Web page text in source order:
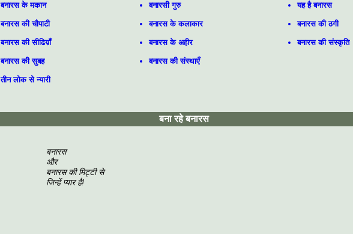
बनारस के मकान
बनारस की चौपाटी
बनारस की सीढिय़ाँ
बनारस की सुबह
तीन लोक से न्यारी
बनारसी गुरु
बनारस के कलाकार
बनारस के अहीर
बनारस की संस्थाएँ
यह है बनारस
बनारस की ठगी
बनारस की संस्कृति
बना रहे बनारस
बनारस
और
बनारस की मिट्टी से
जिन्हें प्यार है!